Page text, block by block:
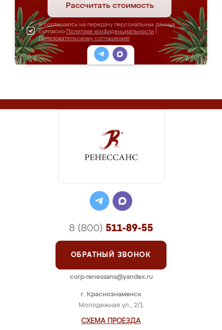
Рассчитать стоимость
Я соглашаюсь на передачу персональных данных
согласно Политике конфиденциальности
Пользовательскому соглашению
г. Краснознаменск
Молодежная ул., 2/1
СХЕМА ПРОЕЗДА
8 (800) 511-89-55
ОБРАТНЫЙ ЗВОНОК
corp-renessans@yandex.ru